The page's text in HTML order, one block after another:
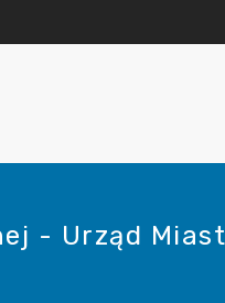
- Urząd